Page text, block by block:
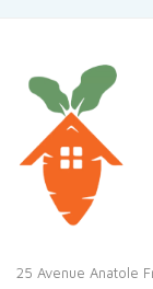
25 Avenue Anatole